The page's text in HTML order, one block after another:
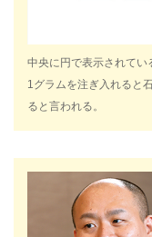
中央に円で表示されて
1グラムを注ぎ入れると
ると言われる。